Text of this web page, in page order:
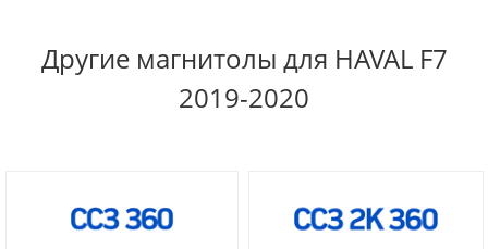
Другие магнитолы для HAVAL F7
2019-2020